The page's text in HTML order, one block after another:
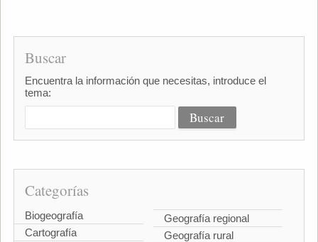
Buscar
Encuentra la información que necesitas, introduce el
tema:
Categorías
Biogeografía
Cartografía
Geografía regional
Geografía rural